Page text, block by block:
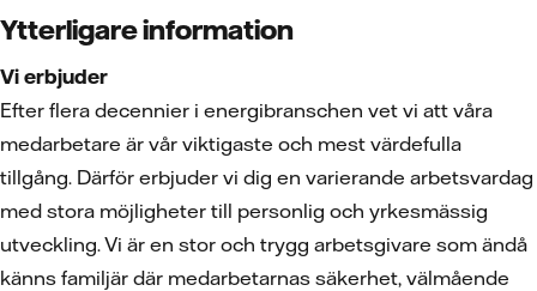
Ytterligare information
Vi erbjuder
Efter flera decennier i energibranschen vet vi att våra
medarbetare är vår viktigaste och mest värdefulla
tillgång. Därför erbjuder vi dig en varierande arbetsvardag
med stora möjligheter till personlig och yrkesmässig
utveckling. Vi är en stor och trygg arbetsgivare som ändå
känns familjär där medarbetarnas säkerhet, välmående